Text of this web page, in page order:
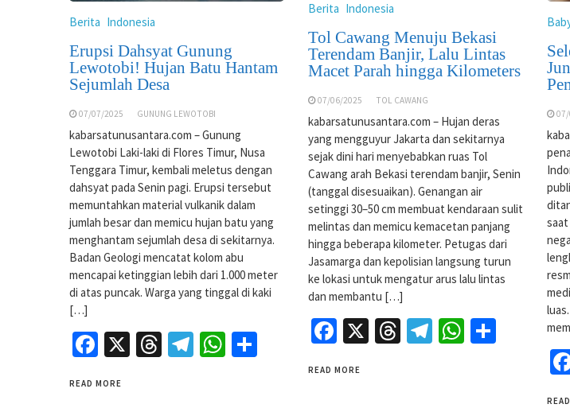
Berita Indonesia
Erupsi Dahsyat Gunung
Lewotobi! Hujan Batu Hantam
Sejumlah Desa
07/07/2025 GUNUNG LEWOTOBI
kabarsatunusantara.com – Gunung
Lewotobi Laki-laki di Flores Timur, Nusa
Tenggara Timur, kembali meletus dengan
dahsyat pada Senin pagi. Erupsi tersebut
memuntahkan material vulkanik dalam
jumlah besar dan memicu hujan batu yang
menghantam sejumlah desa di sekitarnya.
Badan Geologi mencatat kolom abu
mencapai ketinggian lebih dari 1.000 meter
di atas puncak. Warga yang tinggal di kaki
[…]
Facebook
X Threads
Telegram
WhatsApp
Share
READ MORE
Berita Indonesia
Tol Cawang Menuju Bekasi
Terendam Banjir, Lalu Lintas
Macet Parah hingga Kilometers
07/06/2025 TOL CAWANG
kabarsatunusantara.com – Hujan deras
yang mengguyur Jakarta dan sekitarnya
sejak dini hari menyebabkan ruas Tol
Cawang arah Bekasi terendam banjir, Senin
(tanggal disesuaikan). Genangan air
setinggi 30–50 cm membuat kendaraan sulit
melintas dan memicu kemacetan panjang
hingga beberapa kilometer. Petugas dari
Jasamarga dan kepolisian langsung turun
ke lokasi untuk mengatur arus lalu lintas
dan membantu […]
Facebook
X Threads
TelegramShare
READ MORE